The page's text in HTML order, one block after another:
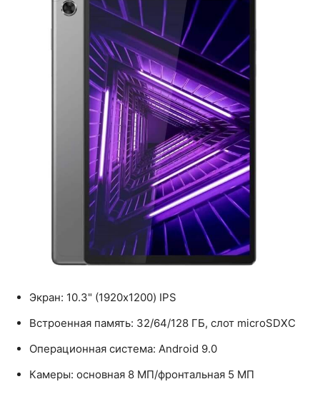
Экран: 10.3" (1920x1200) IPS
Встроенная память: 32/64/128 ГБ, слот microSDXC
Операционная система: Android 9.0
Камеры: основная 8 МП/фронтальная 5 МП